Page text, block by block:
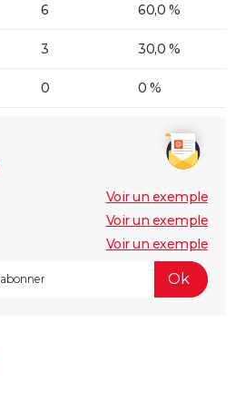
6 60,0 %
3 30,0 %
0 0 %
Voir un exemple
Voir un exemple
Voir un exemple